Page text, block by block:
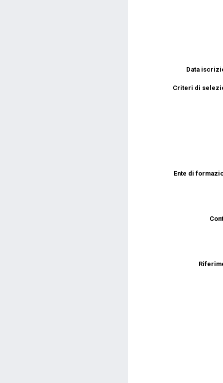
Data
Criteri di
Ente di